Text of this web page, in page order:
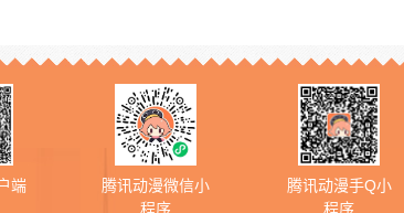
端
腾讯动漫微信小
程序
腾讯动漫手Q小
程序